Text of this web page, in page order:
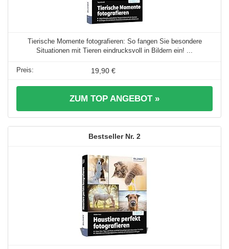
Tierische Momente fotografieren: So fangen Sie besondere
Situationen mit Tieren eindrucksvoll in Bildern ein! ...
19,90 €
ZUM TOP ANGEBOT »
2